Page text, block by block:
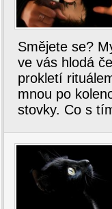
Smějete se?
ve vás hlodá
prokletí
mnou po
stovky. Co s